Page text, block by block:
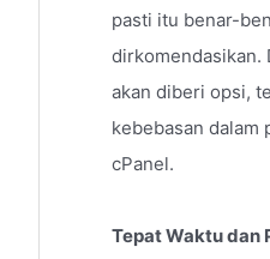
pasti itu benar-
dirkomendasikan.
akan diberi opsi,
kebebasan dalam
cPanel.
Tepat Waktu dan